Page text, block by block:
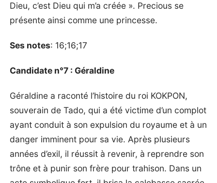
Dieu, c’est Dieu qui m’a créée ». Precious se
présente ainsi comme une princesse.
Ses notes: 16;16;17
Candidate n°7 : Géraldine
Géraldine a raconté l’histoire du roi KOKPON,
souverain de Tado, qui a été victime d’un complot
ayant conduit à son expulsion du royaume et à un
danger imminent pour sa vie. Après plusieurs
années d’exil, il réussit à revenir, à reprendre son
trône et à punir son frère pour trahison. Dans un